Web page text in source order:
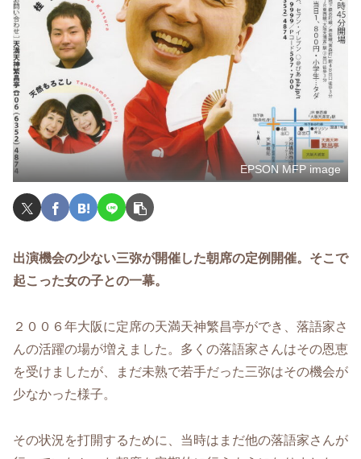
EPSON MFP image
出演機会の少ない三弥が開催した朝席の定例開催。そこで
起こった女の子との一幕。
２００６年大阪に定席の天満天神繁昌亭ができ、落語家さ
んの活躍の場が増えました。多くの落語家さんはその恩恵
を受けましたが、まだ未熟で若手だった三弥はその機会が
少なかった様子。
その状況を打開するために、当時はまだ他の落語家さんが